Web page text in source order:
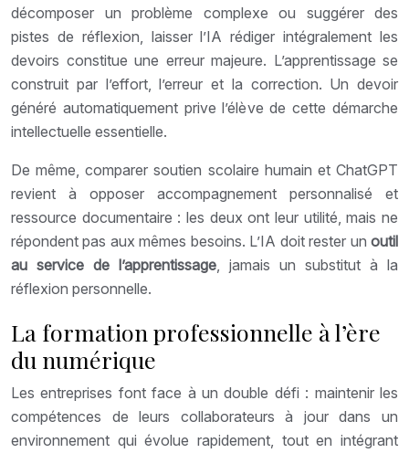
décomposer un problème complexe ou suggérer des
pistes de réflexion, laisser l’IA rédiger intégralement les
devoirs constitue une erreur majeure. L’apprentissage se
construit par l’effort, l’erreur et la correction. Un devoir
généré automatiquement prive l’élève de cette démarche
intellectuelle essentielle.
De même, comparer soutien scolaire humain et ChatGPT
revient à opposer accompagnement personnalisé et
ressource documentaire : les deux ont leur utilité, mais ne
répondent pas aux mêmes besoins. L’IA doit rester un outil
au service de l’apprentissage, jamais un substitut à la
réflexion personnelle.
La formation professionnelle à l’ère
du numérique
Les entreprises font face à un double défi : maintenir les
compétences de leurs collaborateurs à jour dans un
environnement qui évolue rapidement, tout en intégrant